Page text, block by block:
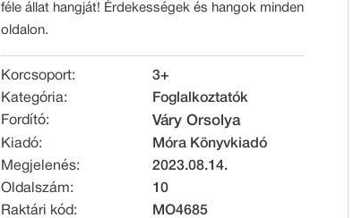
féle állat hangját! Érdekességek és hangok minden
oldalon.
Korcsoport:
3+
Kategória:
Foglalkoztatók
Fordító:
Váry Orsolya
Kiadó:
Móra Könyvkiadó
Megjelenés:
2023.08.14.
Oldalszám:
10
Raktári kód:
MO4685